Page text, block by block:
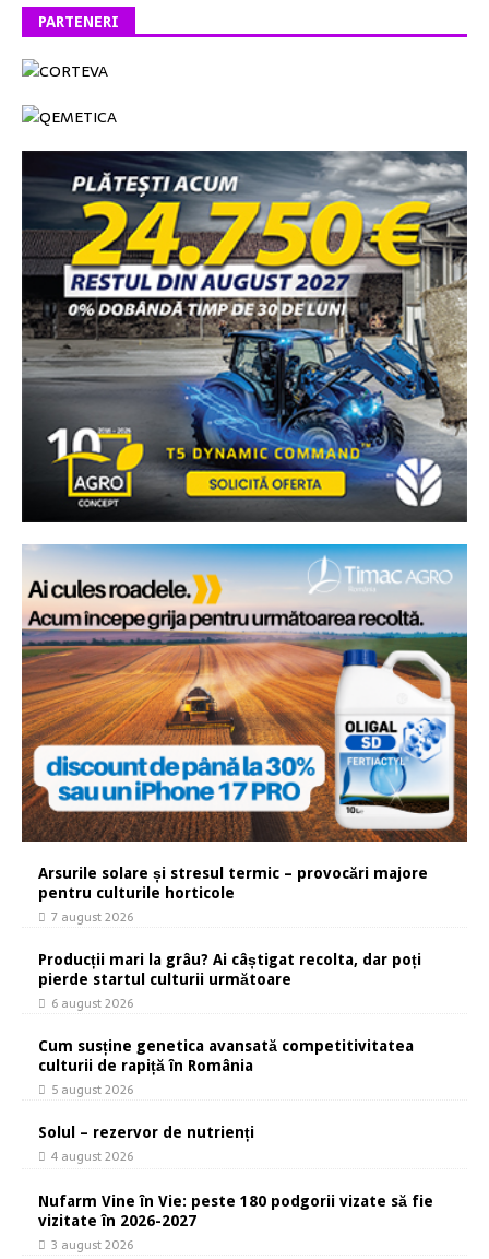
PARTENERI
Arsurile solare și stresul termic – provocări majore
pentru culturile horticole
7 august 2026
Producții mari la grâu? Ai câștigat recolta, dar poți
pierde startul culturii următoare
6 august 2026
Cum susține genetica avansată competitivitatea
culturii de rapiță în România
5 august 2026
Solul – rezervor de nutrienți
4 august 2026
Nufarm Vine în Vie: peste 180 podgorii vizate să fie
vizitate în 2026-2027
3 august 2026